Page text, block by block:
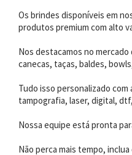
Os brindes disponíveis em
produtos premium com alto
Nos destacamos no
canecas, taças, baldes,
Tudo isso personalizado
tampografia, laser, digital,
Nossa equipe está pronta
Não perca mais tempo,